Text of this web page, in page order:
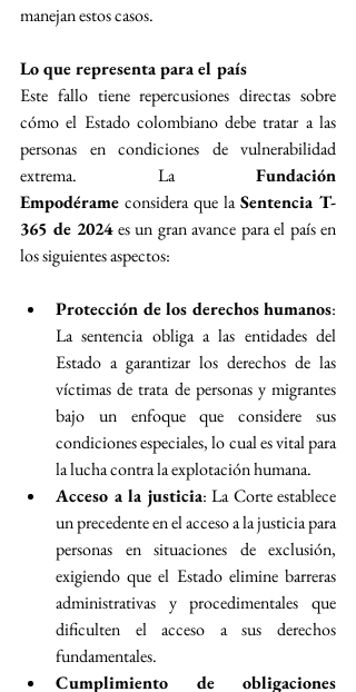
manejan estos casos.
Lo que representa para el país
Este fallo tiene repercusiones directas sobre
cómo el Estado colombiano debe tratar a las
personas en condiciones de vulnerabilidad
extrema. La Fundación
Empodérame considera que la Sentencia T-
365 de 2024 es un gran avance para el país en
los siguientes aspectos:
Protección de los derechos humanos:
La sentencia obliga a las entidades del
Estado a garantizar los derechos de las
víctimas de trata de personas y migrantes
bajo un enfoque que considere sus
condiciones especiales, lo cual es vital para
la lucha contra la explotación humana.
Acceso a la justicia: La Corte establece
un precedente en el acceso a la justicia para
personas en situaciones de exclusión,
exigiendo que el Estado elimine barreras
administrativas y procedimentales que
dificulten el acceso a sus derechos
fundamentales.
Cumplimiento de obligaciones